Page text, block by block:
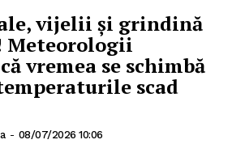
vijelii și grindină
Meteorologii
vremea se schimbă
scad
- 08/07/2026 10:06